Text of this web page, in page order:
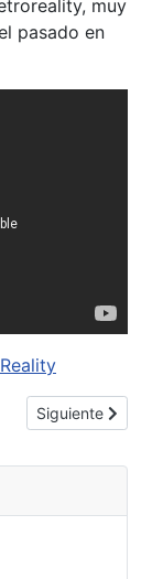
muy
pasado en
el fatal fury real
Artículo
Siguiente